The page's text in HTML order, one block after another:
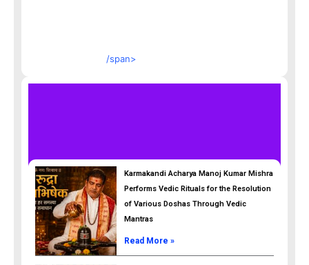
/span>
Karmakandi Acharya Manoj Kumar Mishra
Performs Vedic Rituals for the Resolution
of Various Doshas Through Vedic
Mantras
Read More »